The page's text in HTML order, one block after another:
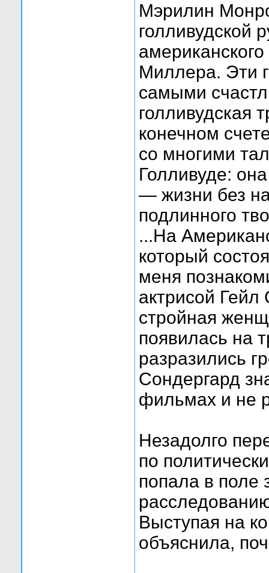
Мэрилин
голливудской
Миллера. Эти
самыми
голливудская
конечном
со многими
Голливуде:
— жизни без
подлинного
...На
который
меня
актрисой Гейл
стройная
появилась на
разразились
Сондергард
фильмах и не
Незадолго
по
попала в поле
Выступая на
объяснила,